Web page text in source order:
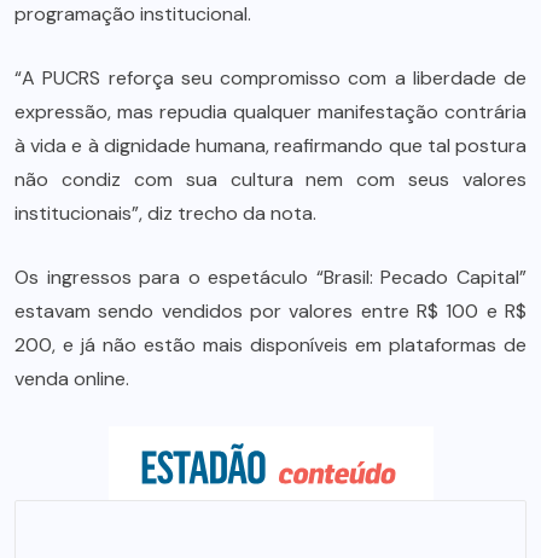
programação institucional.
“A PUCRS reforça seu compromisso com a liberdade de
expressão, mas repudia qualquer manifestação contrária
à vida e à dignidade humana, reafirmando que tal postura
não condiz com sua cultura nem com seus valores
institucionais”, diz trecho da nota.
Os ingressos para o espetáculo “Brasil: Pecado Capital”
estavam sendo vendidos por valores entre R$ 100 e R$
200, e já não estão mais disponíveis em plataformas de
venda online.